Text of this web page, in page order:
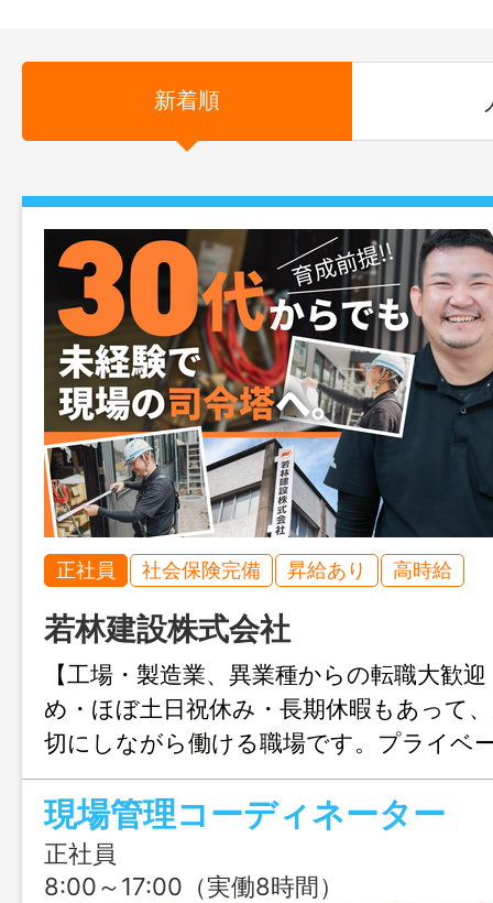
新着順
正社員 社会保険完備 昇給あり 高時給
若林建設株式会社
【工場・製造業、異業種からの転職大歓
め・ほぼ土日祝休み・長期休暇もあって
切にしながら働ける職場です。プライベ
たい30代社員が多数活躍中！
現場管理コーディネーター
正社員
8:00～17:00（実働8時間）